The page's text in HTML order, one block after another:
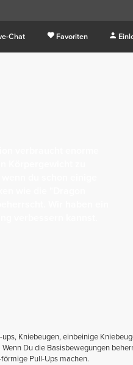
Chat Favoriten
Kniebeugen, einbeinige
Du die Basisbewegungen
Pull-Ups machen.